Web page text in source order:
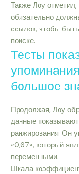
Также Лоу
обязательно
ссылок, чтобы
поиске.
Тесты
большое
Продолжая, Лоу
данные
ранжирования. Он
«0,67», который
переменными.
Шкала